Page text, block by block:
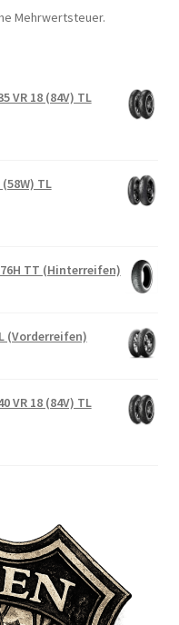
Mehrwertsteuer.
VR 18 (84V) TL
TL
76H TT (Hinterreifen)
(Vorderreifen)
VR 18 (84V) TL